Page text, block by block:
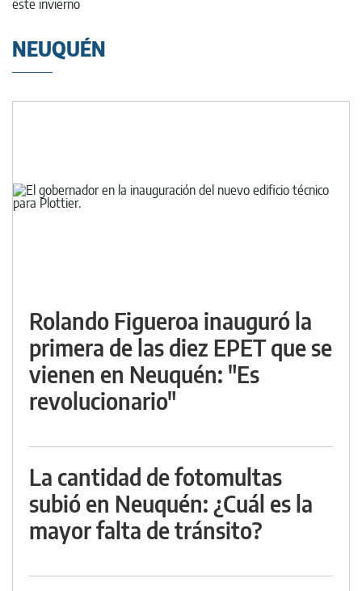
NEUQUÉN
Rolando Figueroa inauguró la
primera de las diez EPET que se
vienen en Neuquén: "Es
revolucionario"
La cantidad de fotomultas
subió en Neuquén: ¿Cuál es la
mayor falta de tránsito?